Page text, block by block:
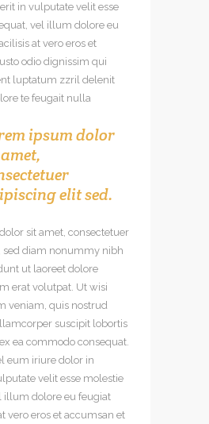
in vulputate velit esse
vel illum dolore eu
at vero eros et
odio dignissim qui
luptatum zzril delenit
te feugait nulla
ipsum dolor
elit sed.
sit amet, consectetuer
sed diam nonummy nibh
ut laoreet dolore
erat volutpat. Ut wisi
veniam, quis nostrud
suscipit lobortis
ea commodo consequat.
eum iriure dolor in
velit esse molestie
illum dolore eu feugiat
vero eros et accumsan et